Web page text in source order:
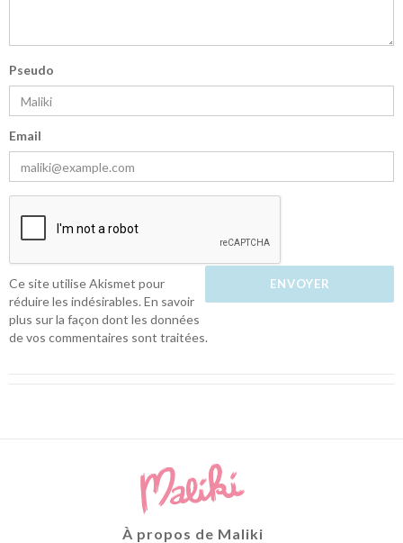
Pseudo
Email
Ce site utilise Akismet pour
réduire les indésirables.En savoir
plus sur la façon dont les données
de vos commentaires sont traitées.
À propos de Maliki